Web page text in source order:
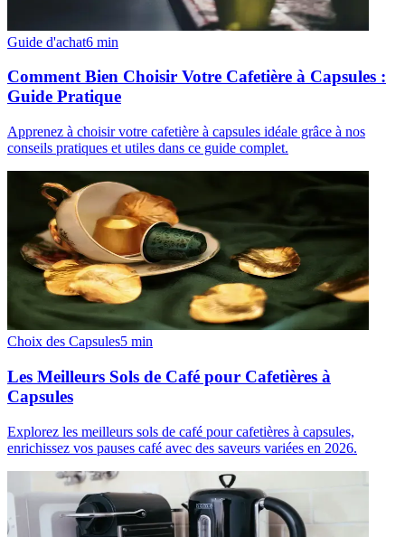
Guide d'achat6 min
Comment Bien Choisir Votre Cafetière à Capsules :
Guide Pratique
Apprenez à choisir votre cafetière à capsules idéale grâce à nos
conseils pratiques et utiles dans ce guide complet.
Choix des Capsules5 min
Les Meilleurs Sols de Café pour Cafetières à
Capsules
Explorez les meilleurs sols de café pour cafetières à capsules,
enrichissez vos pauses café avec des saveurs variées en 2026.